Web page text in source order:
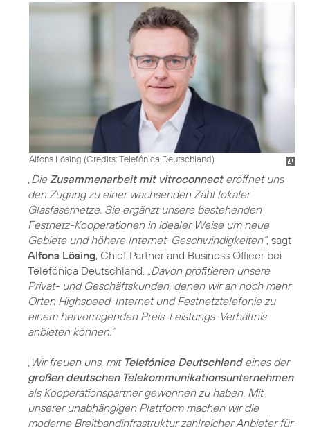
Alfons Lösing (Credits: Telefónica Deutschland)
„Die Zusammenarbeit mit vitroconnecteröffnet uns
den Zugang zu einer wachsenden Zahl lokaler
Glasfasernetze. Sie ergänzt unsere bestehenden
Festnetz-Kooperationen in idealer Weise um neue
Gebiete und höhere Internet-Geschwindigkeiten“, sagt
Alfons Lösing, Chief Partner and Business Officer bei
Telefónica Deutschland.
„Davon profitieren unsere
Privat- und Geschäftskunden, denen wir an noch mehr
Orten Highspeed-Internet und Festnetztelefonie zu
einem hervorragenden Preis-Leistungs-Verhältnis
anbieten können.“
„Wir freuen uns, mit Telefónica Deutschlandeines der
großen deutschen Telekommunikationsunternehmen
als Kooperationspartner gewonnen zu haben. Mit
unserer unabhängigen Plattform machen wir die
moderne Breitbandinfrastruktur zahlreicher Anbieter für